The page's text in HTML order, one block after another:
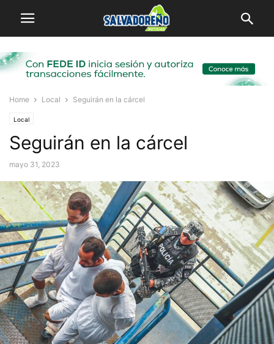
Home Local Seguirán en la cárcel
Local
Seguirán en la cárcel
mayo 31, 2023